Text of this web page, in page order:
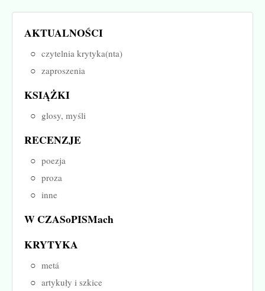
AKTUALNOŚCI
czytelnia krytyka(nta)
zaproszenia
KSIĄŻKI
glosy, myśli
RECENZJE
poezja
proza
inne
W CZASoPISMach
KRYTYKA
metá
artykuły i szkice